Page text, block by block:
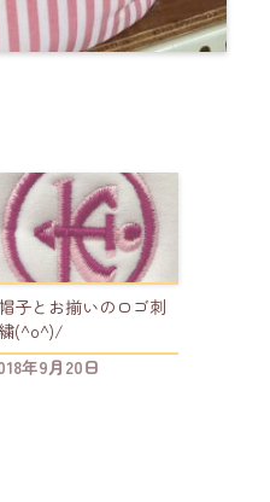
帽子とお揃いのロゴ刺
(^o^)/
年9月20日